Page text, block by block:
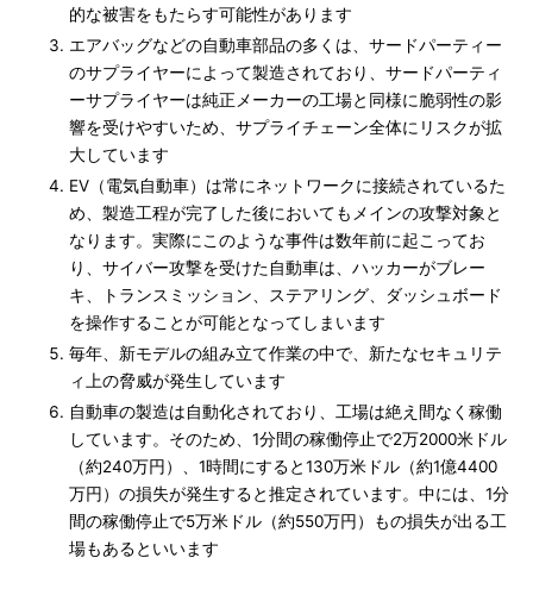
的な被害をもたらす可能性があります
エアバッグなどの自動車部品の多くは、サードパーティー
のサプライヤーによって製造されており、サードパーティ
ーサプライヤーは純正メーカーの工場と同様に脆弱性の影
響を受けやすいため、サプライチェーン全体にリスクが拡
大しています
EV（電気自動車）は常にネットワークに接続されているた
め、製造工程が完了した後においてもメインの攻撃対象と
なります。実際にこのような事件は数年前に起こってお
り、サイバー攻撃を受けた自動車は、ハッカーがブレー
キ、トランスミッション、ステアリング、ダッシュボード
を操作することが可能となってしまいます
毎年、新モデルの組み立て作業の中で、新たなセキュリテ
ィ上の脅威が発生しています
自動車の製造は自動化されており、工場は絶え間なく稼働
しています。そのため、1分間の稼働停止で2万2000米ドル
（約240万円）、1時間にすると130万米ドル（約1億4400
万円）の損失が発生すると推定されています。中には、1分
間の稼働停止で5万米ドル（約550万円）もの損失が出る工
場もあるといいます